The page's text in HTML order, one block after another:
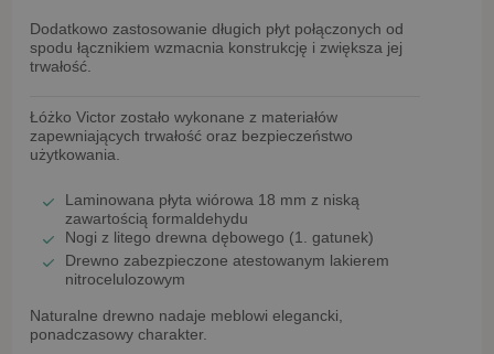
Dodatkowo zastosowanie długich płyt połączonych od
spodu łącznikiem wzmacnia konstrukcję i zwiększa jej
trwałość.
Łóżko Victor zostało wykonane z materiałów
zapewniających trwałość oraz bezpieczeństwo
użytkowania.
Laminowana płyta wiórowa 18 mm z niską
zawartością formaldehydu
Nogi z litego drewna dębowego (1. gatunek)
Drewno zabezpieczone atestowanym lakierem
nitrocelulozowym
Naturalne drewno nadaje meblowi elegancki,
ponadczasowy charakter.